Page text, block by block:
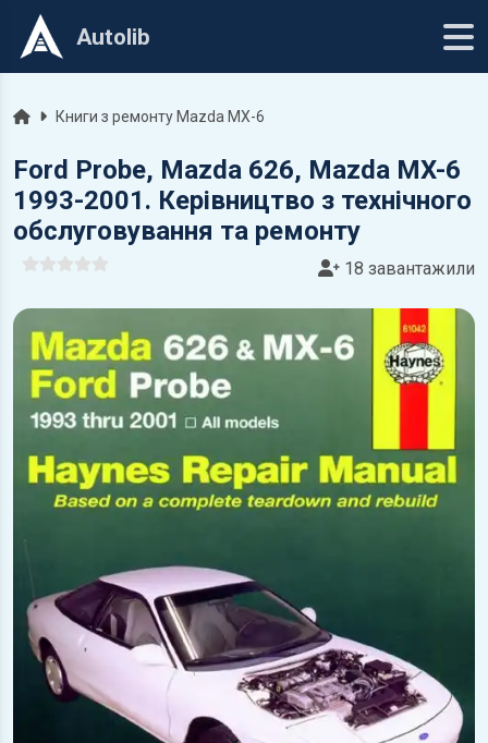
Autolib
ГоловнаКниги з ремонту Mazda MX-6
Ford Probe, Mazda 626, Mazda MX-6
1993-2001. Керівництво з технічного
обслуговування та ремонту
18 завантажили